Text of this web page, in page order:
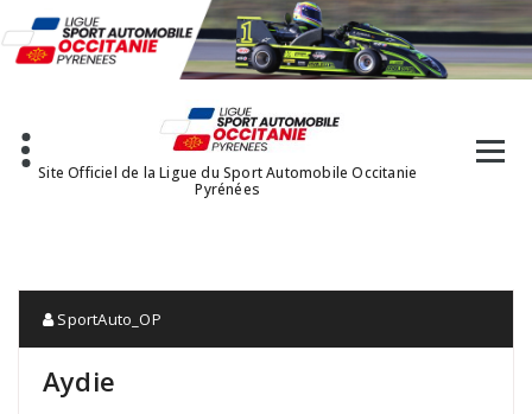
au
contenu
Site Officiel de la Ligue du Sport Automobile Occitanie
Pyrénées
SportAuto_OP
Aydie